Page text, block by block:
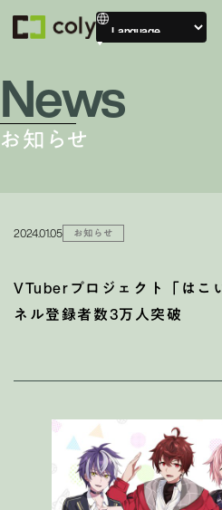
News
お知らせ
2024.01.05 お知らせ
VTuberプロジェクト「は
ネル登録者数3万人突破